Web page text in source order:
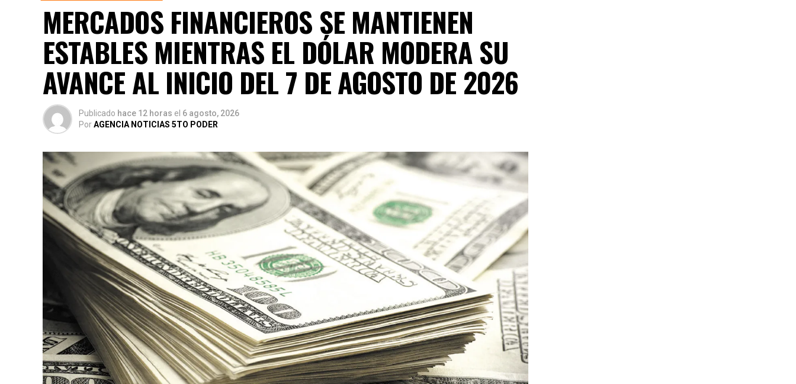
MERCADOS FINANCIEROS SE MANTIENEN
ESTABLES MIENTRAS EL DÓLAR MODERA SU
AVANCE AL INICIO DEL 7 DE AGOSTO DE 2026
Publicado hace 12 horas el 6 agosto, 2026
PorAGENCIA NOTICIAS 5TO PODER